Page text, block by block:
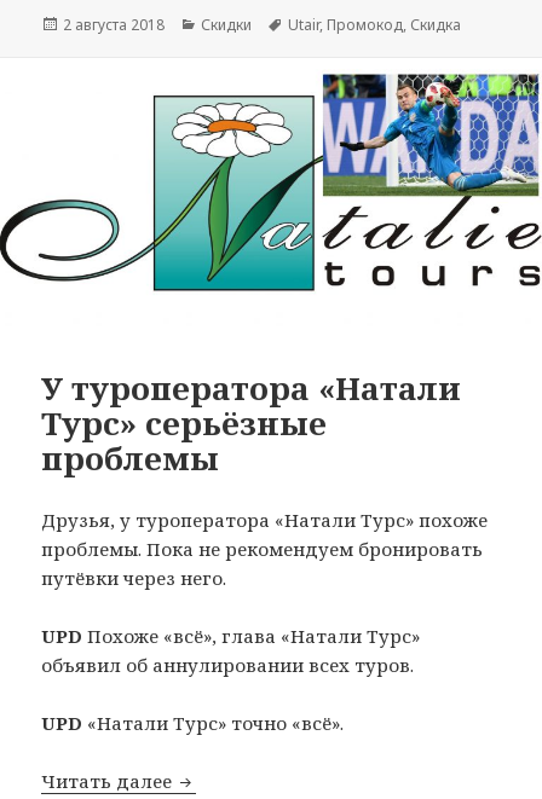
Опубликовано
2 августа 2018 Рубрики
Скидки Метки
Utair, Промокод, Скидка
У туроператора «Натали
Турс» серьёзные
проблемы
Друзья, у туроператора «Натали Турс» похоже
проблемы. Пока не рекомендуем бронировать
путёвки через него.
UPDПохоже «всё», глава «Натали Турс»
объявил об аннулировании всех туров.
UPD «Натали Турс» точно «всё».
Читать далее У туроператора «Натали Турс»